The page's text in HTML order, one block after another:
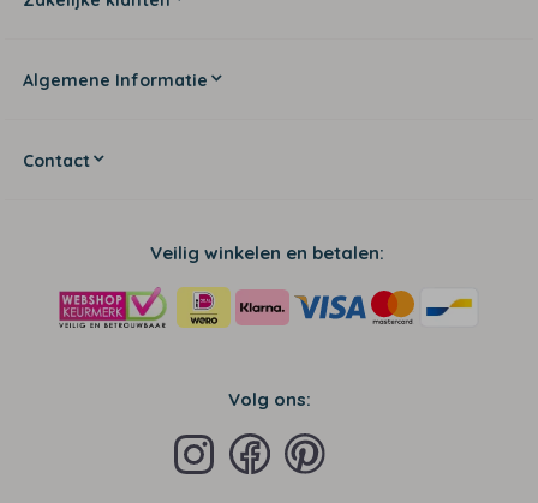
Algemene Informatie
Contact
Veilig winkelen en betalen:
Volg ons: